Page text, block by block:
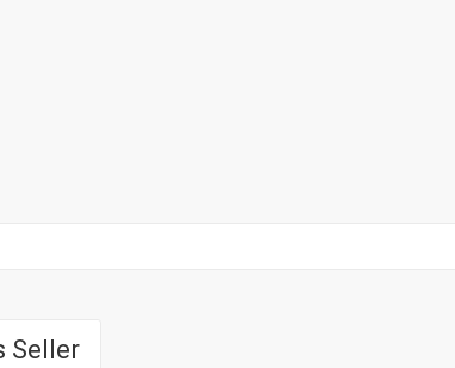
Seller